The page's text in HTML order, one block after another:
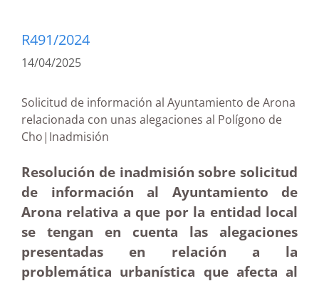
R491/2024
14/04/2025
Solicitud de información al Ayuntamiento de Arona
relacionada con unas alegaciones al Polígono de
Cho|Inadmisión
Resolución de inadmisión sobre solicitud
de información al Ayuntamiento de
Arona relativa a que por la entidad local
se tengan en cuenta las alegaciones
presentadas en relación a la
problemática urbanística que afecta al